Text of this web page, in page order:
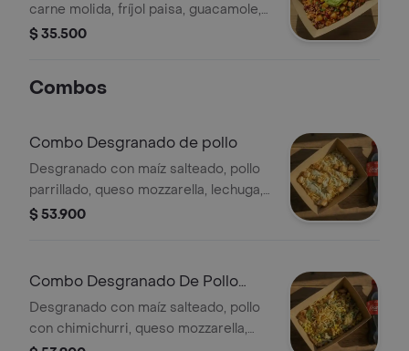
carne molida, fríjol paisa, guacamole,
papa y un toque de cilantro.
$ 35.500
Combos
Combo Desgranado de pollo
Desgranado con maíz salteado, pollo
parrillado, queso mozzarella, lechuga,
papa ripio y salsa verde y bebida a
$ 53.900
Combo Desgranado De Pollo
Chimichurri
Desgranado con maíz salteado, pollo
con chimichurri, queso mozzarella,